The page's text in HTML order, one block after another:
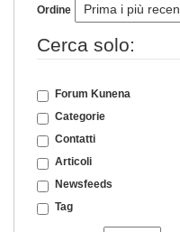
Ordine
Cerca solo:
Forum Kunena
Categorie
Contatti
Articoli
Newsfeeds
Tag